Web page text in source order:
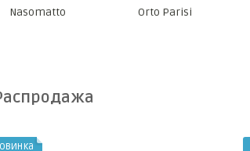
Nasomatto Orto Parisi